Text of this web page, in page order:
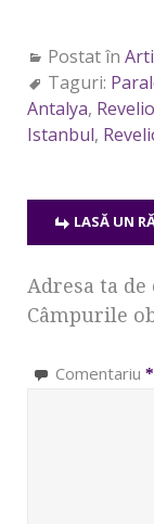
Postat în
Taguri:
Antalya,
Istanbul,
LASĂ UN
Adresa ta
Câmpurile
Comentariu *